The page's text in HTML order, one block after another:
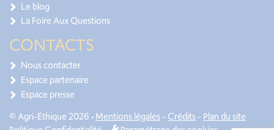
Le blog
La Foire Aux Questions
CONTACTS
Nous contacter
Espace partenaire
Espace presse
© Agri-Éthique 2026 •Mentions légales- Crédits- Plan du site